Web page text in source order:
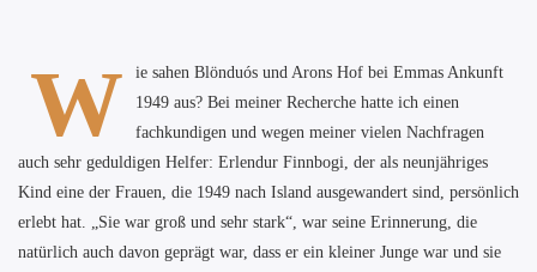
W
ie sahen Blönduós und Arons Hof bei Emmas Ankunft
1949 aus? Bei meiner Recherche hatte ich einen
fachkundigen und wegen meiner vielen Nachfragen
auch sehr geduldigen Helfer: Erlendur Finnbogi, der als neunjähriges
Kind eine der Frauen, die 1949 nach Island ausgewandert sind, persönlich
erlebt hat. „Sie war groß und sehr stark“, war seine Erinnerung, die
natürlich auch davon geprägt war, dass er ein kleiner Junge war und sie